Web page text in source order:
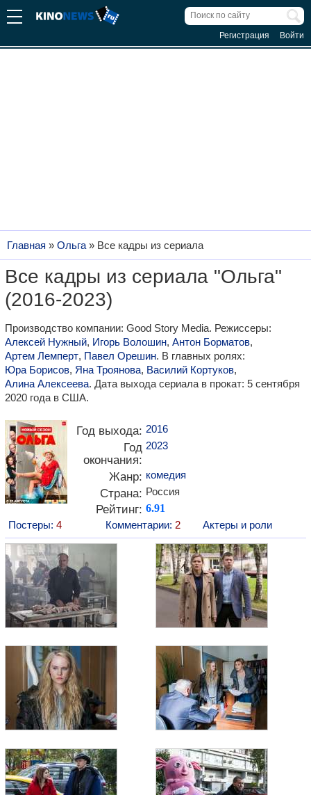
Регистрация Войти
Главная » Ольга » Все кадры из сериала
Все кадры из сериала "Ольга"
(2016-2023)
Производство компании: Good Story Media. Режиссеры:
Алексей Нужный, Игорь Волошин, Антон Борматов,
Артем Лемперт, Павел Орешин. В главных ролях:
Юра Борисов, Яна Троянова, Василий Кортуков,
Алина Алексеева. Дата выхода сериала в прокат: 5 сентября
2020 года в США.
Год выхода: 2016
Год
окончания:
2023
Жанр: комедия
Страна: Россия
Рейтинг: 6.91
Постеры: 4 Комментарии: 2 Актеры и роли